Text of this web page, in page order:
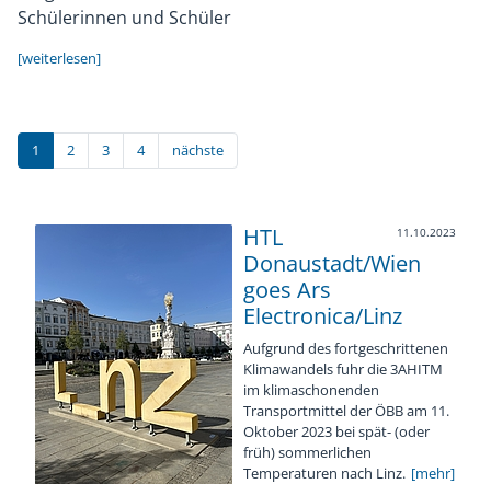
Schülerinnen und Schüler
[weiterlesen]
1 2 3 4 nächste
11.10.2023
HTL
Donaustadt/Wien
goes Ars
Electronica/Linz
Aufgrund des fortgeschrittenen
Klimawandels fuhr die 3AHITM
im klimaschonenden
Transportmittel der ÖBB am 11.
Oktober 2023 bei spät- (oder
früh) sommerlichen
Temperaturen nach Linz. [mehr]